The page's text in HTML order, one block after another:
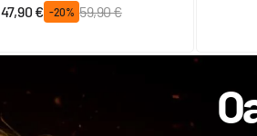
Prix spécial
47,90 € -20%
Prix normal
59,90 €